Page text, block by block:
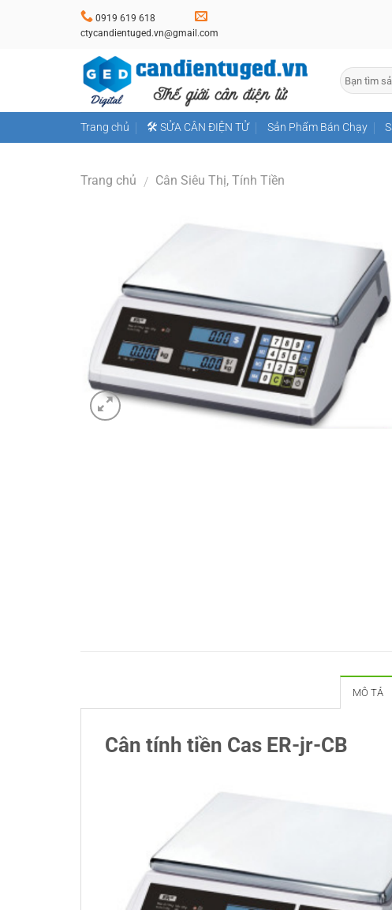
0919 619 618
ctycandientuged.vn@gmail.com
Trang chủ 🛠️ SỬA CÂN ĐIỆN TỬ Sản Phẩm Bán Chạy
Trang chủ / Cân Siêu Thị, Tính Tiền
MÔ TẢ
Cân tính tiền Cas ER-jr-CB